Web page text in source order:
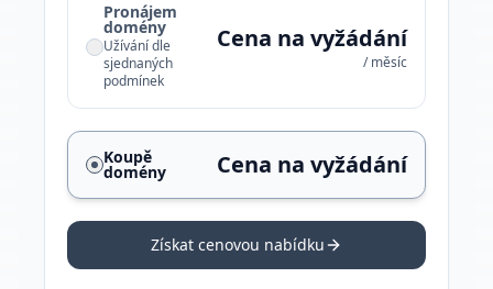
Pronájem
domény
Užívání dle
sjednaných
podmínek
Cena na vyžádání
/ měsíc
Koupě
domény Cena na vyžádání
Získat cenovou nabídku